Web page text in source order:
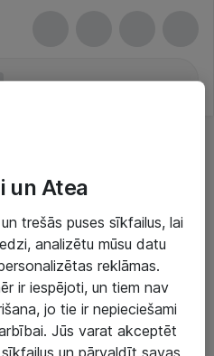
un Atea
trešās puses sīkfailus, lai
analizētu mūsu datu
reklāmas.
ir iespējoti, un tiem nav
jo tie ir nepieciešami
Jūs varat akceptēt
un pārvaldīt savas